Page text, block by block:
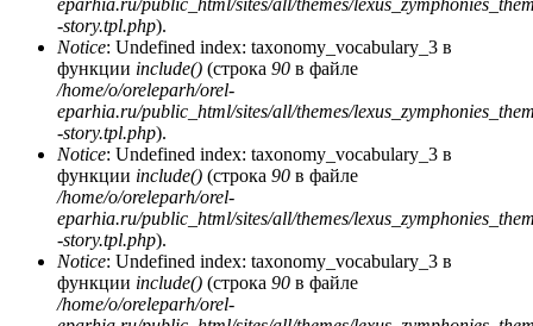
-story.tpl.php).
Notice: Undefined index: taxonomy_vocabulary_3 в
функции include() (строка 90 в файле
/home/o/oreleparh/orel-
eparhia.ru/public_html/sites/all/themes/
-story.tpl.php).
Notice: Undefined index: taxonomy_vocabulary_3 в
функции include() (строка 90 в файле
/home/o/oreleparh/orel-
eparhia.ru/public_html/sites/all/themes/
-story.tpl.php).
Notice: Undefined index: taxonomy_vocabulary_3 в
функции include() (строка 90 в файле
/home/o/oreleparh/orel-